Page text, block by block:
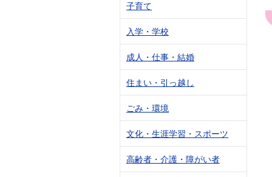
子育て
入学・学校
成人・仕事・結婚
住まい・引っ越し
ごみ・環境
文化・生涯学習・スポーツ
高齢者・介護・障がい者